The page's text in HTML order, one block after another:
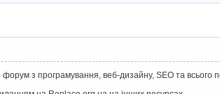
з програмування, веб-дизайну, SEO та всього